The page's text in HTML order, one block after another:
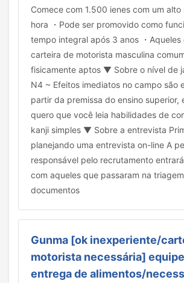
Comece com 1.500 ienes com um alto
hora ・Pode ser promovido como
tempo integral após 3 anos ・Aqueles
carteira de motorista masculina
fisicamente aptos ▼ Sobre o nível de
N4 ~ Efeitos imediatos no campo são
partir da premissa do ensino superior,
quero que você leia habilidades de
kanji simples ▼ Sobre a entrevista
planejando uma entrevista on-line A
responsável pelo recrutamento
com aqueles que passaram na
documentos
Gunma [ok inexperiente/
motorista necessária]
entrega de alimentos/